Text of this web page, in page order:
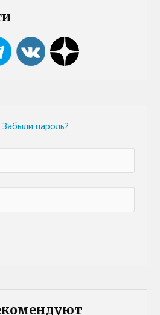
Забыли пароль?